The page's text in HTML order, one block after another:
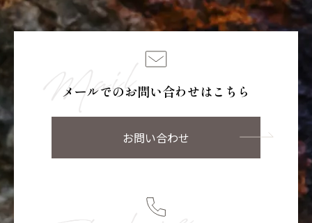
メールでのお問い合わせはこちら
お問い合わせ